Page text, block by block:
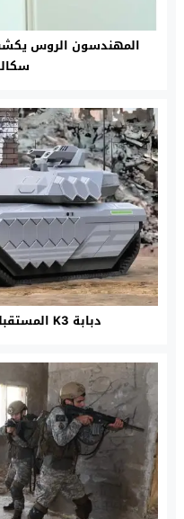
المهندسون الروس
دبابة K3 المستقبلية العاملة بالهيدروجين